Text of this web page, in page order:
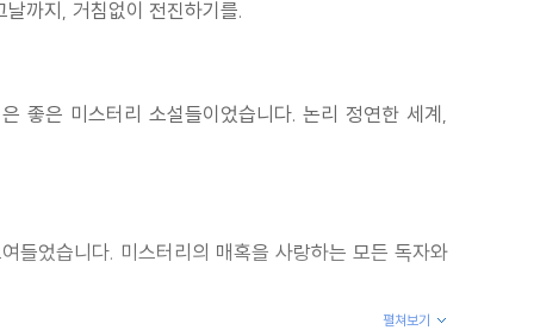
까지, 거침없이 전진하기를.
좋은 미스터리 소설들이었습니다. 논리 정연한 세계,
들었습니다. 미스터리의 매혹을 사랑하는 모든 독자와
펼쳐보기